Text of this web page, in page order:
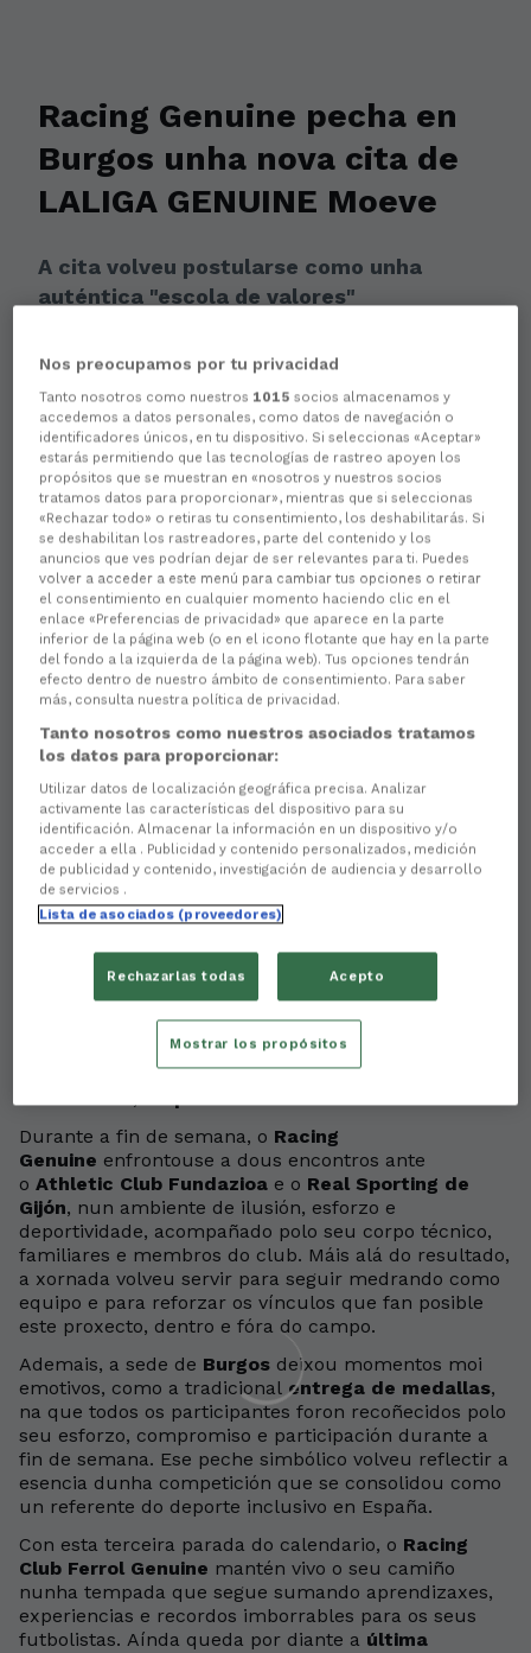
Racing Genuine pecha en
Burgos unha nova cita de
LALIGA GENUINE Moeve
A cita volveu postularse como unha
auténtica "escola de valores"
There are no reactions yet. Be the first!
semana a súa participación naterceira
xornadade LALIGA GENUINE Moeve, celebrada
naCidade Deportiva do Burgos CF, nunha cita
marcada polaconvivencia, ocompañeirismoe os
valores que definen esta competición impulsada
porLALIGAa través daFundación LALIGA
A expedición racinguista volveu vivir unha
experiencia moi especial dentro e fóra do terreo de
xogo, nunha sede que reuniu equipos de todo o país
e que volveu poñer de manifesto o verdadeiro
LALIGA GENUINE Moeve
como unha ferramenta
Durante a fin de semana, o Racing
Genuine enfrontouse a dous encontros ante
o Athletic Club Fundazioa e o Real Sporting de
Gijón, nun ambiente de ilusión, esforzo e
deportividade, acompañado polo seu corpo técnico,
familiares e membros do club. Máis alá do resultado,
a xornada volveu servir para seguir medrando como
equipo e para reforzar os vínculos que fan posible
este proxecto, dentro e fóra do campo.
Ademais, a sede de Burgos deixou momentos moi
emotivos, como a tradicional entrega de medallas,
na que todos os participantes foron recoñecidos polo
seu esforzo, compromiso e participación durante a
fin de semana. Ese peche simbólico volveu reflectir a
esencia dunha competición que se consolidou como
un referente do deporte inclusivo en España.
Con esta terceira parada do calendario, o Racing
Club Ferrol Genuine mantén vivo o seu camiño
nunha tempada que segue sumando aprendizaxes,
experiencias e recordos imborrables para os seus
futbolistas. Aínda queda por diante a última
Nos preocupamos por tu privacidad
Tanto nosotros como nuestros 1015 socios almacenamos y
accedemos a datos personales, como datos de navegación o
identificadores únicos, en tu dispositivo. Si seleccionas «Aceptar»
estarás permitiendo que las tecnologías de rastreo apoyen los
propósitos que se muestran en «nosotros y nuestros socios
tratamos datos para proporcionar», mientras que si seleccionas
«Rechazar todo» o retiras tu consentimiento, los deshabilitarás. Si
se deshabilitan los rastreadores, parte del contenido y los
anuncios que ves podrían dejar de ser relevantes para ti. Puedes
volver a acceder a este menú para cambiar tus opciones o retirar
el consentimiento en cualquier momento haciendo clic en el
enlace «Preferencias de privacidad» que aparece en la parte
inferior de la página web (o en el icono flotante que hay en la parte
del fondo a la izquierda de la página web). Tus opciones tendrán
efecto dentro de nuestro ámbito de consentimiento. Para saber
más, consulta nuestra política de privacidad.
Tanto nosotros como nuestros asociados tratamos
los datos para proporcionar:
Utilizar datos de localización geográfica precisa. Analizar
activamente las características del dispositivo para su
identificación. Almacenar la información en un dispositivo y/o
acceder a ella . Publicidad y contenido personalizados, medición
de publicidad y contenido, investigación de audiencia y desarrollo
de servicios .
Lista de asociados (proveedores)
Rechazarlas todas Acepto
Mostrar los propósitos